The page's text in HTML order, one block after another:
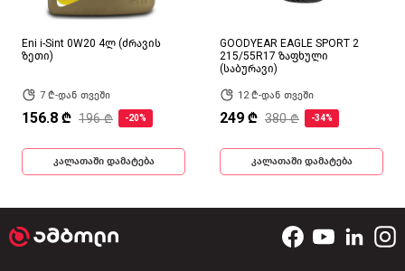
Eni i-Sint 0W20 4ლ (ძრავის
ზეთი)
7 ₾-დან თვეში
156.8 ₾ 196 ₾ -20%
კალათაში დამატება
GOODYEAR EAGLE SPORT 2
215/55R17 ზაფხული
(საბურავი)
12 ₾-დან თვეში
249 ₾ 380 ₾ -34%
კალათაში დამატება